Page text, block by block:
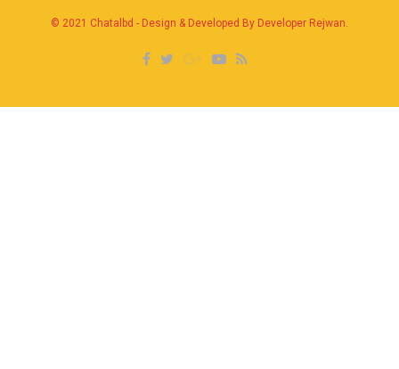
© 2021 Chatalbd - Design & Developed By Developer Rejwan.